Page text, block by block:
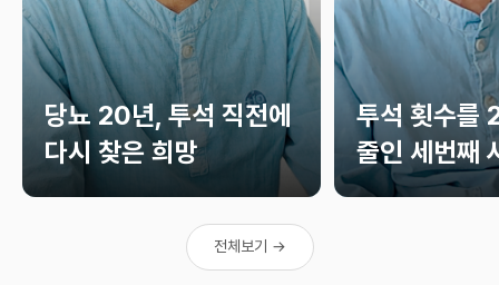
당뇨 20년, 투석 직전에
다시 찾은 희망
투석 횟수를
줄인 세번째
전체보기 →